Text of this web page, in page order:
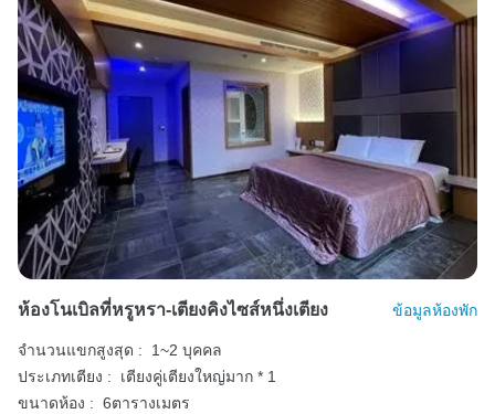
ห้องโนเบิลที่หรูหรา-เตียงคิงไซส์หนึ่งเตียง ข้อมูลห้องพัก
จำนวนแขกสูงสุด :
1~2 บุคคล
ประเภทเตียง :
เตียงคู่เตียงใหญ่มาก * 1
ขนาดห้อง : 6ตารางเมตร